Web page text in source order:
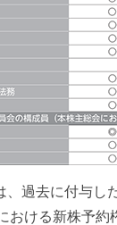
過去に付与し
おける新株予約